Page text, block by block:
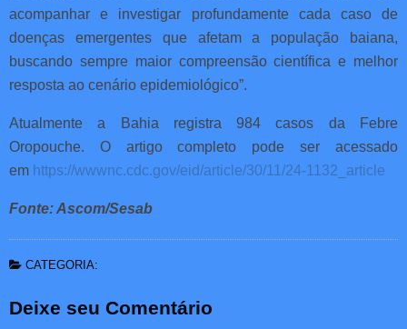
acompanhar e investigar profundamente cada caso de
doenças emergentes que afetam a população baiana,
buscando sempre maior compreensão científica e melhor
resposta ao cenário epidemiológico”.
Atualmente a Bahia registra 984 casos da Febre
Oropouche. O artigo completo pode ser acessado
em https://wwwnc.cdc.gov/eid/article/30/11/24-1132_article
Fonte: Ascom/Sesab
CATEGORIA:
Deixe seu Comentário